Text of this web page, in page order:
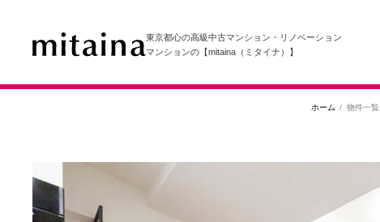
東京都心の高級中古マンション・リノベーション
マンションの【mitaina（ミタイナ）】
ホーム 物件一覧